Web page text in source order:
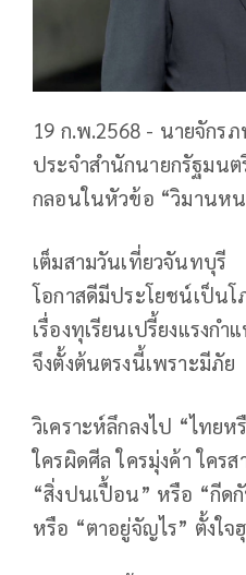
19 ก.พ.2568 - นายจักร
ประจำสำนักนายกรัฐมน
กลอนในหัวข้อ “วิมานหน
เต็มสามวันเที่ยวจันทบุรี
โอกาสดีมีประโยชน์เป็น
เรื่องทุเรียนเปรี้ยงแรงกำ
จึงตั้งต้นตรงนี้เพราะมีภัย
วิเคราะห์ลึกลงไป “ไทยห
ใครผิดศีล ใครมุ่งค้า ใครส
“สิ่งปนเปื้อน” หรือ “กีด
หรือ “ตาอยู่จัญไร” ตั้งใจ